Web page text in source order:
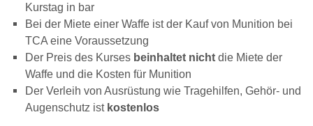
Kurstag in bar
Bei der Miete einer Waffe ist der Kauf von Munition bei
TCA eine Voraussetzung
Der Preis des Kurses beinhaltet nicht die Miete der
Waffe und die Kosten für Munition
Der Verleih von Ausrüstung wie Tragehilfen, Gehör- und
Augenschutz ist kostenlos